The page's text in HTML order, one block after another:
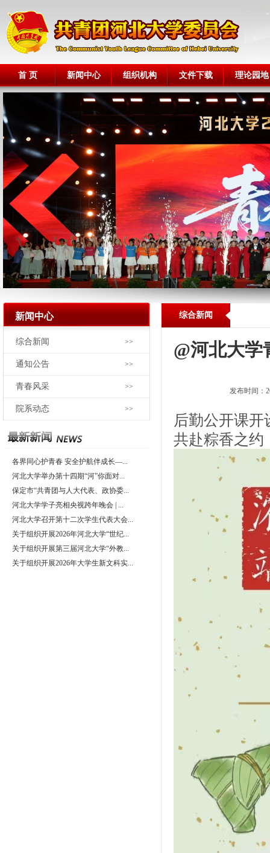
首 页 新闻中心 组织机构 文件下载 理论园地
新闻中心
综合新闻 >>
通知公告 >>
青春风采 >>
院系动态 >>
各界同心护青春 安全护航伴成长—...
河北大学举办第十四期“河”你面对...
保定市“共青团与人大代表、政协委...
河北大学学子亮相央视跨年晚会 | ...
河北大学召开第十二次学生代表大会...
关于组织开展2026年河北大学“世纪...
关于组织开展第三届河北大学“外教...
关于组织开展2026年大学生新文科实...
综合新闻
@河北大学
发布时间：
后勤公开课
共赴粽香之约